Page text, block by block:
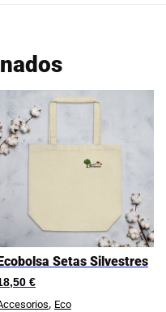
Setas Silvestres
€
, Eco